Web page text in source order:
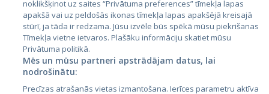
City24.lv
noklikšķinot uz saites “Privātuma preferences” tīmekļa lapas
apakšā vai uz peldošās ikonas tīmekļa lapas apakšējā kreisajā
stūrī, ja tāda ir redzama. Jūsu izvēle būs spēkā mūsu piekrišanas
Tīmekļa vietne ietvaros. Plašāku informāciju skatiet mūsu
Privātuma politikā.
Mēs un mūsu partneri apstrādājam datus, lai
nodrošinātu:
Precīzas atrašanās vietas izmantošana. Ierīces parametru aktīva